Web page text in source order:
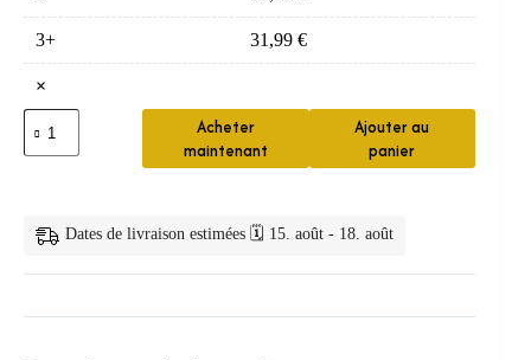
3+ 31,99 €
×
quantité
de
distributeur
Dentifrice
Support
Acheter
maintenant
Ajouter au
panier
Dates de livraison estimées 🗓️ 15. août - 18. août